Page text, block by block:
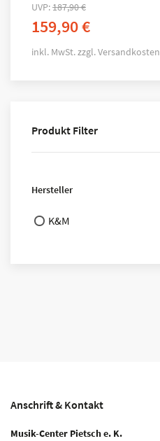
Produkt Filter
Hersteller
K&M
UVP:187,90€
159,90€
inkl. MwSt.zzgl.Versandkosten
Anschrift & Kontakt
Musik-Center Pietsch e. K.